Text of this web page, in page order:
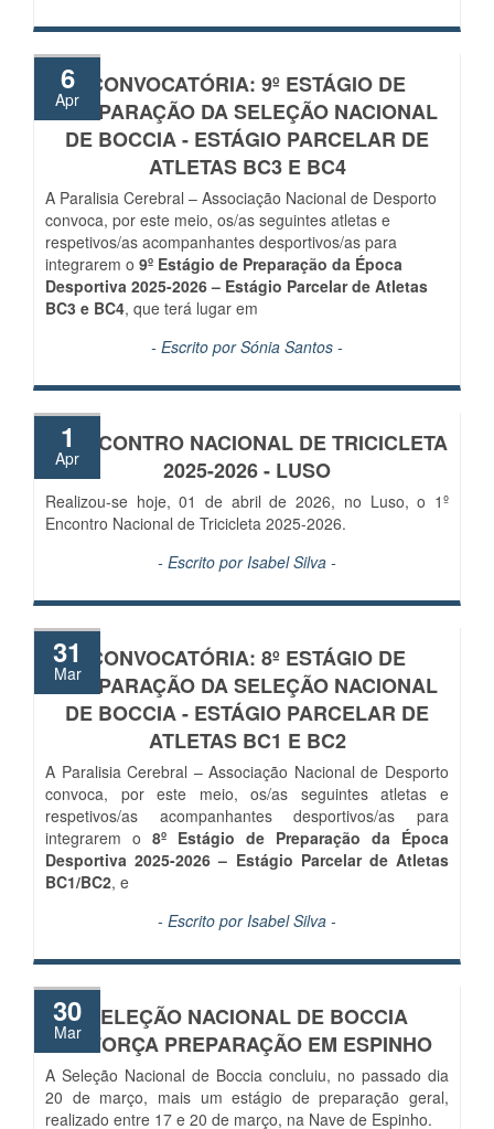
CONVOCATÓRIA: 9º ESTÁGIO DE
PREPARAÇÃO DA SELEÇÃO NACIONAL
DE BOCCIA - ESTÁGIO PARCELAR DE
ATLETAS BC3 E BC4
6
Apr
A Paralisia Cerebral – Associação Nacional de Desporto
convoca, por este meio, os/as seguintes atletas e
respetivos/as acompanhantes desportivos/as para
integrarem o 9º Estágio de Preparação da Época
Desportiva 2025-2026 – Estágio Parcelar de Atletas
BC3 e BC4, que terá lugar em
- Escrito porSónia Santos -
1º ENCONTRO NACIONAL DE TRICICLETA
2025-2026 - LUSO
1
Apr
Realizou-se hoje, 01 de abril de 2026, no Luso, o 1º
Encontro Nacional de Tricicleta 2025-2026.
- Escrito porIsabel Silva -
CONVOCATÓRIA: 8º ESTÁGIO DE
PREPARAÇÃO DA SELEÇÃO NACIONAL
DE BOCCIA - ESTÁGIO PARCELAR DE
ATLETAS BC1 E BC2
31
Mar
A Paralisia Cerebral – Associação Nacional de Desporto
convoca, por este meio, os/as seguintes atletas e
respetivos/as acompanhantes desportivos/as para
integrarem o 8º Estágio de Preparação da Época
Desportiva 2025-2026 – Estágio Parcelar de Atletas
BC1/BC2, e
- Escrito porIsabel Silva -
SELEÇÃO NACIONAL DE BOCCIA
REFORÇA PREPARAÇÃO EM ESPINHO
30
Mar
A Seleção Nacional de Boccia concluiu, no passado dia
20 de março, mais um estágio de preparação geral,
realizado entre 17 e 20 de março, na Nave de Espinho.